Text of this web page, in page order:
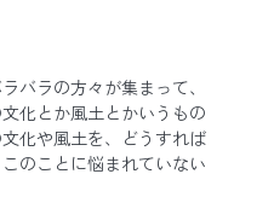
バラの方々が集まって、
化とか風土とかいうもの
化や風土を、どうすれば
のことに悩まれていない